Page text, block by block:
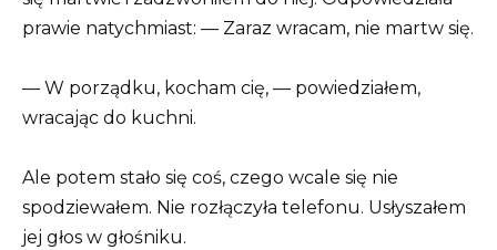
prawie natychmiast: — Zaraz wracam, nie martw się.
— W porządku, kocham cię, — powiedziałem,
wracając do kuchni.
Ale potem stało się coś, czego wcale się nie
spodziewałem. Nie rozłączyła telefonu. Usłyszałem
jej głos w głośniku.